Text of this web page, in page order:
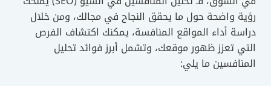
رؤية واضحة حول ما يحقق النجاح في مجالك، ومن خلال
دراسة أداء المواقع المنافسة، يمكنك اكتشاف الفرص
التي تعزز ظهور موقعك، وتشمل أبرز فوائد تحليل
المنافسين ما يلي: